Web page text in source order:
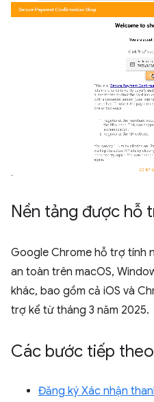
Nền tảng được hỗ
Google Chrome hỗ trợ tính
an toàn trên macOS,
khác, bao gồm cả iOS và
trợ kể từ tháng 3 năm 2025.
Các bước tiếp theo
Đăng ký Xác nhận